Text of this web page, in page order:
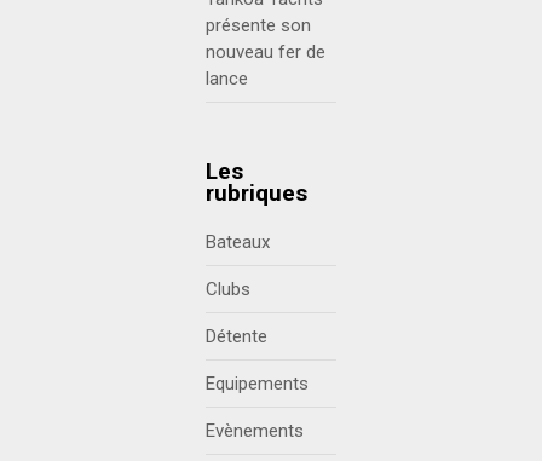
présente son
nouveau fer de
lance
Les
rubriques
Bateaux
Clubs
Détente
Equipements
Evènements